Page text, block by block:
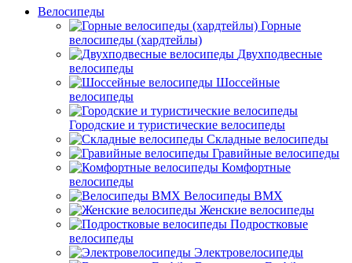
Велосипеды
Горные
велосипеды (хардтейлы)
Двухподвесные
велосипеды
Шоссейные
велосипеды
Городские и туристические велосипеды
Складные велосипеды
Гравийные велосипеды
Комфортные
велосипеды
Велосипеды BMX
Женские велосипеды
Подростковые
велосипеды
Электровелосипеды